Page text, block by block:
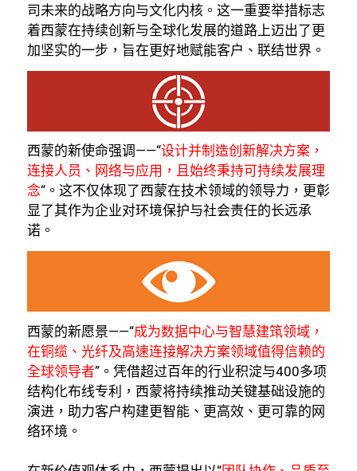
司未来的战略方向与文化内核。这一重要举措标志
着西蒙在持续创新与全球化发展的道路上迈出了更
加坚实的一步，旨在更好地赋能客户、联结世界。
西蒙的新使命强调——“设计并制造创新解决方案，
连接人员、网络与应用，且始终秉持可持续发展理
念“。这不仅体现了西蒙在技术领域的领导力，更彰
显了其作为企业对环境保护与社会责任的长远承
诺。
西蒙的新愿景——“成为数据中心与智慧建筑领域，
在铜缆、光纤及高速连接解决方案领域值得信赖的
全球领导者”。凭借超过百年的行业积淀与400多项
结构化布线专利，西蒙将持续推动关键基础设施的
演进，助力客户构建更智能、更高效、更可靠的网
络环境。